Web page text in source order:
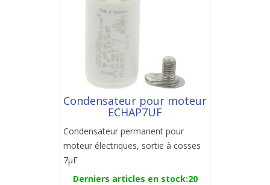
Condensateur pour moteur
ECHAP7UF
Condensateur permanent pour
moteur électriques, sortie à cosses
7µF
Derniers articles en stock:20